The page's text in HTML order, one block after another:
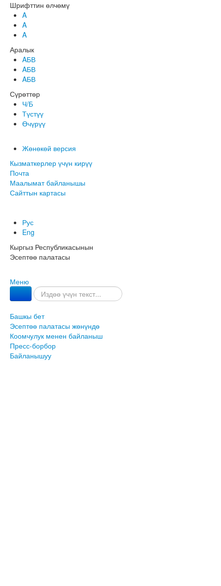
Шрифттин өлчөмү
A
A
A
Аралык
AБВ
AБВ
AБВ
Сүрөттөр
Ч/Б
Түстүү
Өчүрүү
Жөнөкөй версия
Кызматкерлер үчүн кирүү
Почта
Маалымат байланышы
Сайттын картасы
Рус
Eng
Кыргыз Республикасынын
Эсептөө палатасы
Меню
Башкы бет
Эсептөө палатасы жөнүндө
Коомчулук менен байланыш
Пресс-борбор
Байланышуу